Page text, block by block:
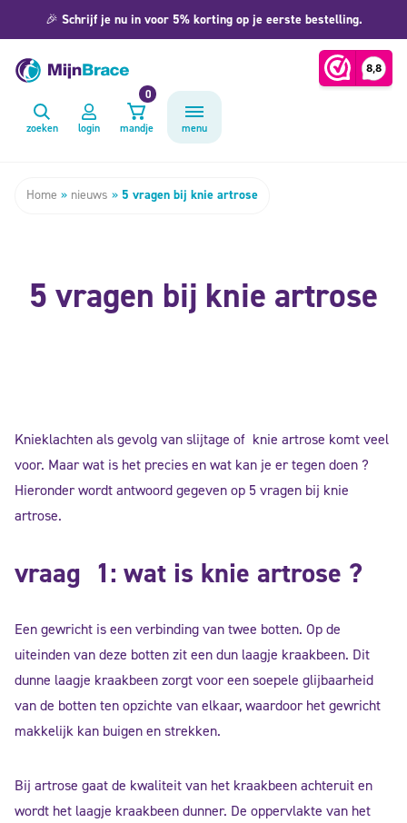
🎉 Schrijf je nu in voor 5% korting op je eerste bestelling.
zoeken login mandje
0
menu
Home » nieuws » 5 vragen bij knie artrose
5 vragen bij knie artrose
Knieklachten als gevolg van slijtage of knie artrose komt veel
voor. Maar wat is het precies en wat kan je er tegen doen ?
Hieronder wordt antwoord gegeven op 5 vragen bij knie
artrose.
vraag 1: wat is knie artrose ?
Een gewricht is een verbinding van twee botten. Op de
uiteinden van deze botten zit een dun laagje kraakbeen. Dit
dunne laagje kraakbeen zorgt voor een soepele glijbaarheid
van de botten ten opzichte van elkaar, waardoor het gewricht
makkelijk kan buigen en strekken.
Bij artrose gaat de kwaliteit van het kraakbeen achteruit en
wordt het laagje kraakbeen dunner. De oppervlakte van het